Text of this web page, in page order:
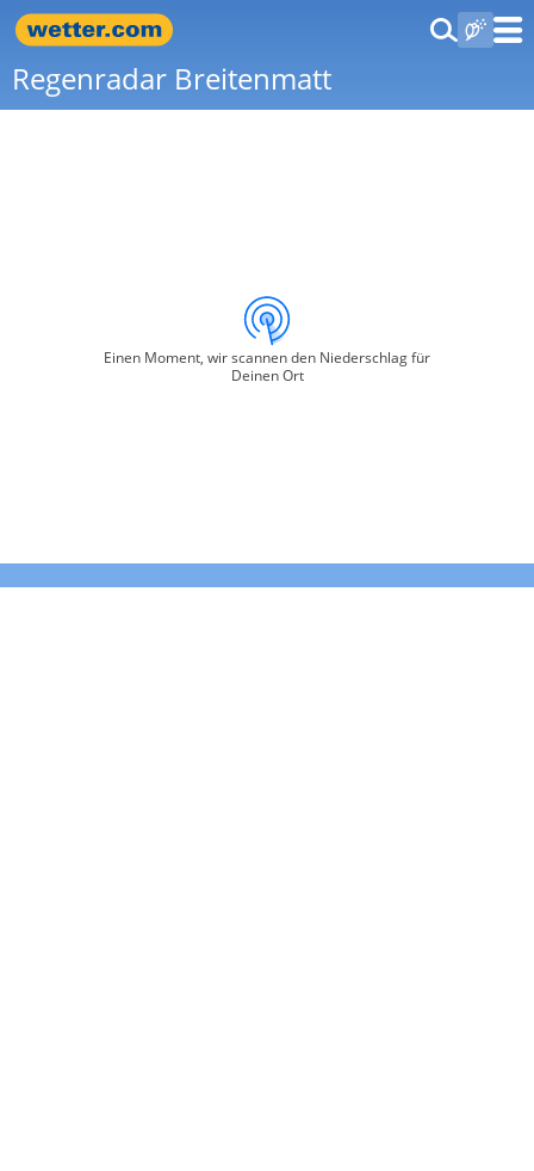
Regenradar Breitenmatt
Einen Moment, wir scannen den Niederschlag für
Deinen Ort